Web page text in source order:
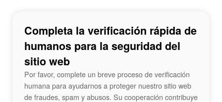
Completa la verificación rápida de
humanos para la seguridad del
sitio web
Por favor, complete un breve proceso de verificación
humana para ayudarnos a proteger nuestro sitio web
de fraudes, spam y abusos. Su cooperación contribuye